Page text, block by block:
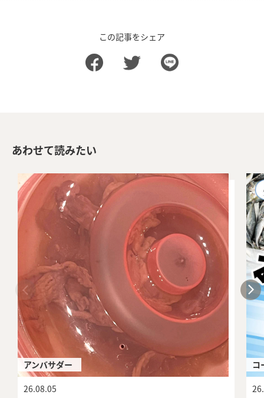
この記事をシェア
あわせて読みたい
アンバサダー
26.08.05
コ